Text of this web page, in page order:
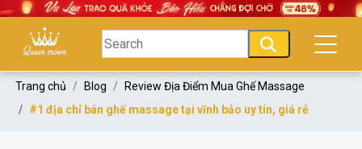
Trang chủ Blog
Review Địa Điểm Mua Ghế Massage
#1 địa chỉ bán ghế massage tại vĩnh bảo uy tín, giá rẻ